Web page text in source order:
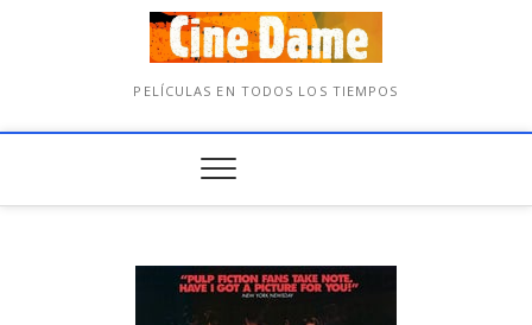
PELÍCULAS EN TODOS LOS TIEMPOS